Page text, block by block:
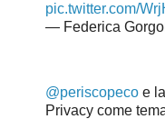
pic.twitter.com/
— Federica
@periscopeco e la
Privacy come